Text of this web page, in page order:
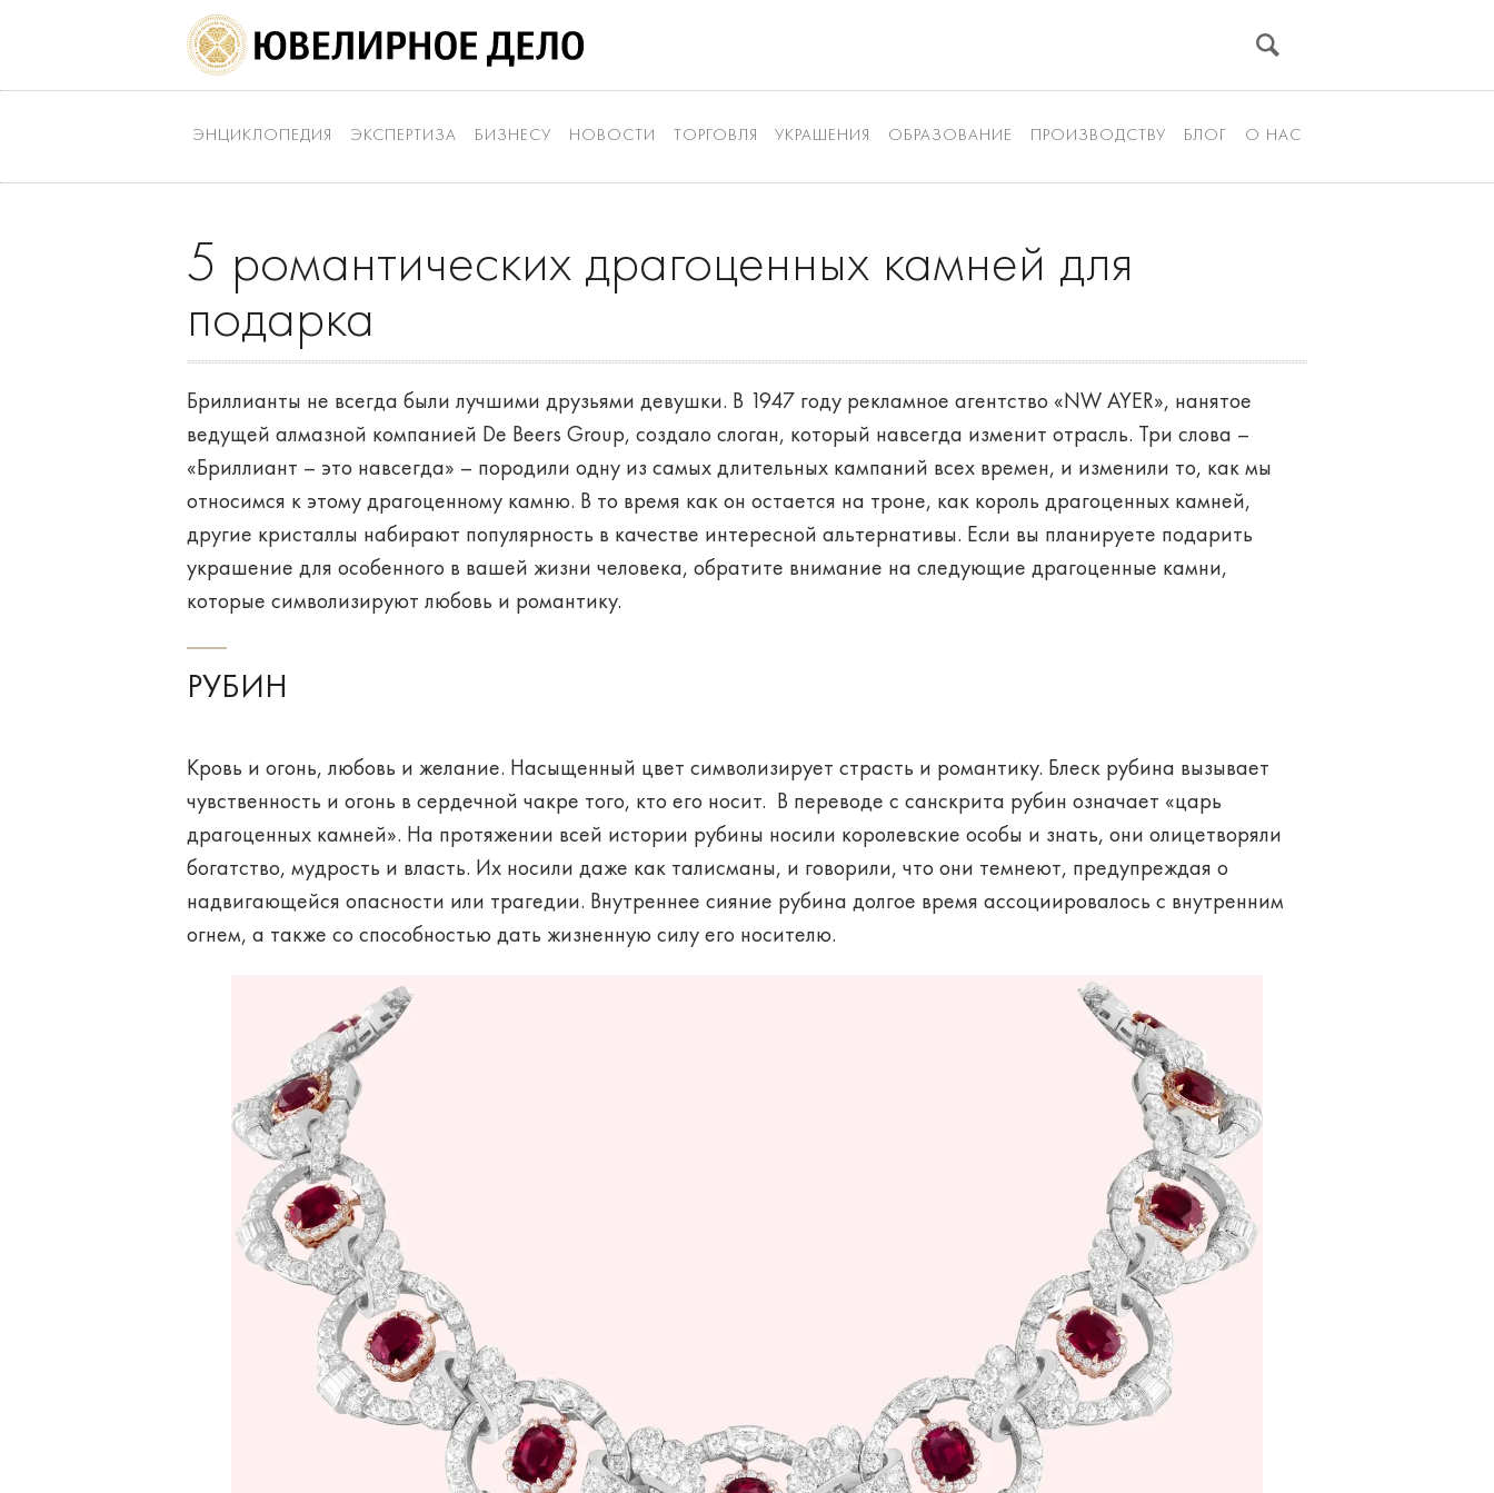
ЭНЦИКЛОПЕДИЯ ЭКСПЕРТИЗА БИЗНЕСУ НОВОСТИ ТОРГОВЛЯ УКРАШЕНИЯ ОБРАЗОВАНИЕ ПРОИЗВОДСТВУ БЛОГ О НАС
5 романтических драгоценных камней для
подарка
Бриллианты не всегда были лучшими друзьями девушки. В 1947 году рекламное агентство «NW AYER», нанятое
ведущей алмазной компанией De Beers Group, создало слоган, который навсегда изменит отрасль. Три слова –
«Бриллиант – это навсегда» – породили одну из самых длительных кампаний всех времен, и изменили то, как мы
относимся к этому драгоценному камню. В то время как он остается на троне, как король драгоценных камней,
другие кристаллы набирают популярность в качестве интересной альтернативы. Если вы планируете подарить
украшение для особенного в вашей жизни человека, обратите внимание на следующие драгоценные камни,
которые символизируют любовь и романтику.
РУБИН
Кровь и огонь, любовь и желание. Насыщенный цвет символизирует страсть и романтику. Блеск рубина вызывает
чувственность и огонь в сердечной чакре того, кто его носит. В переводе с санскрита рубин означает «царь
драгоценных камней». На протяжении всей истории рубины носили королевские особы и знать, они олицетворяли
богатство, мудрость и власть. Их носили даже как талисманы, и говорили, что они темнеют, предупреждая о
надвигающейся опасности или трагедии. Внутреннее сияние рубина долгое время ассоциировалось с внутренним
огнем, а также со способностью дать жизненную силу его носителю.